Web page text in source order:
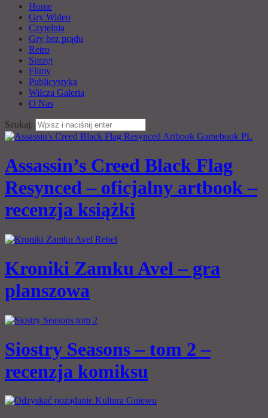
Home
Gry Wideo
Czytelnia
Gry bez prądu
Retro
Sprzęt
Filmy
Publicystyka
Wilcza Galeria
O Nas
Szukaj:
Assassin’s Creed Black Flag
Resynced – oficjalny artbook –
recenzja książki
Kroniki Zamku Avel – gra
planszowa
Siostry Seasons – tom 2 –
recenzja komiksu